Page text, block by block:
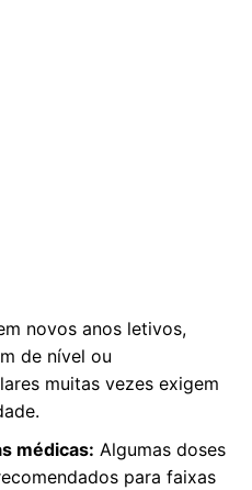
novos anos letivos,
de nível ou
muitas vezes exigem
médicas: Algumas doses
para faixas